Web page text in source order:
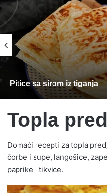
Pitice sa sirom iz tiganja
Topla
Domaći recepti za topla
čorbe i supe, langošice,
paprike i tikvice.